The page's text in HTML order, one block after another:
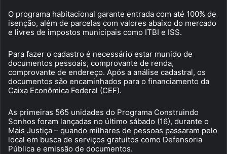
O programa habitacional garante entrada com até 100% de
isenção, além de parcelas com valores abaixo do mercado
e livres de impostos municipais como ITBI e ISS.
Para fazer o cadastro é necessário estar munido de
documentos pessoais, comprovante de renda,
comprovante de endereço. Após a análise cadastral, os
documentos são encaminhados para o financiamento da
Caixa Econômica Federal (CEF).
As primeiras 565 unidades do Programa Construindo
Sonhos foram lançadas no último sábado (16), durante o
Mais Justiça – quando milhares de pessoas passaram pelo
local em busca de serviços gratuitos como Defensoria
Pública e emissão de documentos.